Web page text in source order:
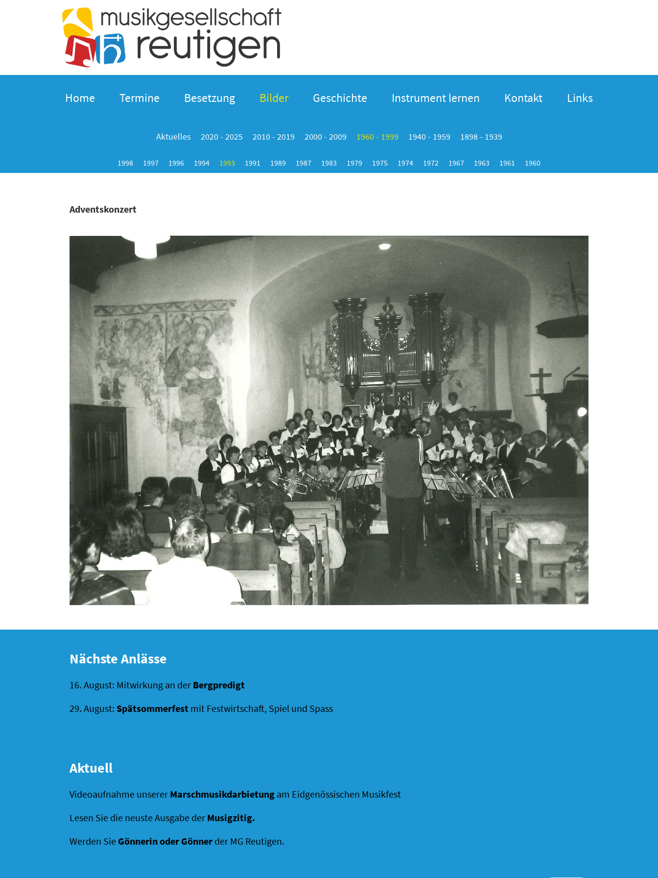
Home Termine Besetzung Bilder Geschichte Instrument lernen Kontakt Links
Aktuelles 2020 - 2025 2010 - 2019 2000 - 2009 1960 - 1999 1940 - 1959 1898 - 1939
1998 1997 1996 1994 1993 1991 1989 1987 1983 1979 1975 1974 1972 1967 1963 1961 1960
Adventskonzert
Nächste Anlässe
16. August: Mitwirkung an der Bergpredigt
29. August: Spätsommerfest mit Festwirtschaft, Spiel und Spass
Aktuell
Videoaufnahme unserer Marschmusikdarbietung am Eidgenössischen Musikfest
Lesen Sie die neuste Ausgabe der Musigzitig.
Werden Sie Gönnerin oder Gönner der MG Reutigen.